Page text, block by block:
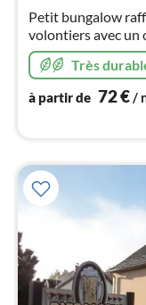
Petit bungalow
volontiers avec un
clôturé et naturel
Friedrich-Wilhelm.
Très
à partir de 72€/